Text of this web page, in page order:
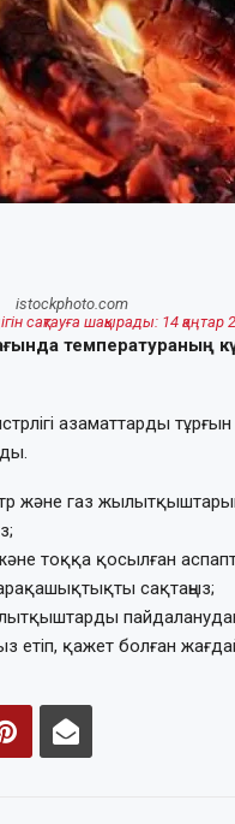
istockphoto.com
сақтауға шақырады: 14
температураның
азаматтарды
және газ
тоққа қосылған
сақтаңыз;
қажет болған